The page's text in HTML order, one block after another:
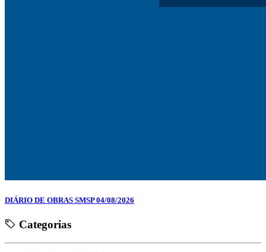
DIÁRIO DE OBRAS SMSP 04/08/2026
Categorias